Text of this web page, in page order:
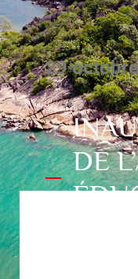
29
DE